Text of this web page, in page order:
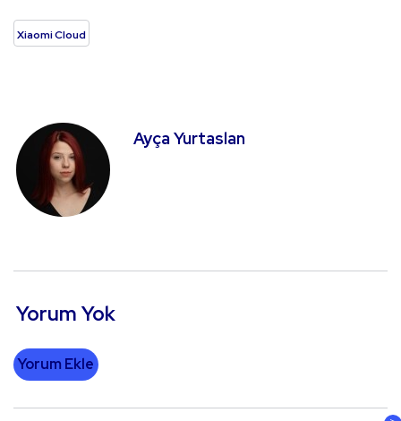
Xiaomi Cloud
Ayça Yurtaslan
Yorum Yok
Yorum Ekle